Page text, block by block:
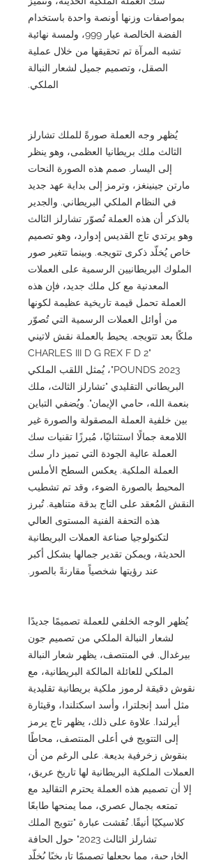
بمواصفات وزنها أونصة واحدة باستخدام
الفضة الخالصة عيار 999، ولمسة نهائية
تشبه المرآة تم تحقيقها من خلال عملية
الصقل، وتصميم جميل لشعار النبالة
الملكي.
يُظهر وجه العملة صورةً للملك تشارلز
الثالث ملك بريطانيا العظمى، وهو ينظر
إلى اليسار. صمم هذه الصورة النحات
مارتن جينينغز، وترمز إلى بداية عهد جديد
في النظام الملكي البريطاني. والجدير
بالذكر أن هذه العملة تُصوّر تشارلز الثالث
وهو يرتدي تاج القديس إدوارد، وهو تصميم
خاص يُخلّد ذكرى تتويجه. وبينما تتغير صور
الملوك البريطانيين الرسمية على العملات
المعدنية مع كل ملك جديد، فإن هذه
العملة تحمل قيمة تاريخية عظيمة لكونها
من أوائل العملات الرسمية التي تُصوّر
ملكًا بعد تتويجه. يحيط بالعملة نقش لاتيني
"CHARLES III D G REX F D 2
POUNDS 2023"، يُمثل اللقب الملكي
البريطاني التقليدي "تشارلز الثالث، ملك
بنعمة الله، حامي الإيمان". ويُضفي التباين
بين خلفية العملة المصقولة والصورة غير
اللامعة جمالًا استثنائيًا، مُبرزًا تقنيات سك
العملة عالية الجودة التي تميز دار سك
العملة الملكية. يعكس السطح الأملس
المحيط بالصورة الضوء، وقد تم تشطيب
النقش المُعقد على التاج بدقة متناهية. تُبرز
هذه التحفة الفنية المستوى العالي
لتكنولوجيا صناعة العملات البريطانية
الحديثة، ويمكن تقدير جمالها بشكل أكبر
عند رؤيتها شخصياً مقارنةً بالصور.
يُظهر الوجه الخلفي للعملة تصميمًا جديدًا
لشعار النبالة الملكي من تصميم جون
بيرغدال. في المنتصف، يظهر شعار النبالة
الملكي للعائلة المالكة البريطانية، مع
نقوش دقيقة لرموز ملكية بريطانية تقليدية
مثل أسد إنجلترا، وأسد اسكتلندا، وقيثارة
أيرلندا. علاوة على ذلك، يظهر تاج يرمز
إلى التتويج في أعلى المنتصف، محاطًا
بنقوش زخرفية بديعة. على الرغم من أن
العملات الملكية البريطانية لها تاريخ عريق،
إلا أن تصميم هذه العملة يحترم التقاليد مع
تمتعه بجمال عصري، مما يمنحها طابعًا
كلاسيكيًا أنيقًا. نُقشت عبارة "تتويج الملك
تشارلز الثالث 2023" حول الحافة
الخارجية، مما يجعلها تصميمًا تاريخيًا يُخلّد